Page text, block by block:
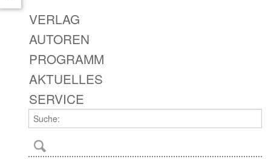
VERLAG
AUTOREN
PROGRAMM
AKTUELLES
SERVICE